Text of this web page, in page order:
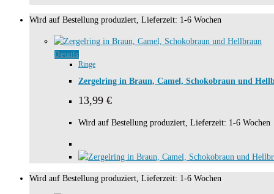
Wird auf Bestellung produziert, Lieferzeit: 1-6 Wochen
Details
Ringe
Zergelring in Braun, Camel, Schokobraun und
13,99 €
Wird auf Bestellung produziert, Lieferzeit: 1-6 Wochen
Wird auf Bestellung produziert, Lieferzeit: 1-6 Wochen